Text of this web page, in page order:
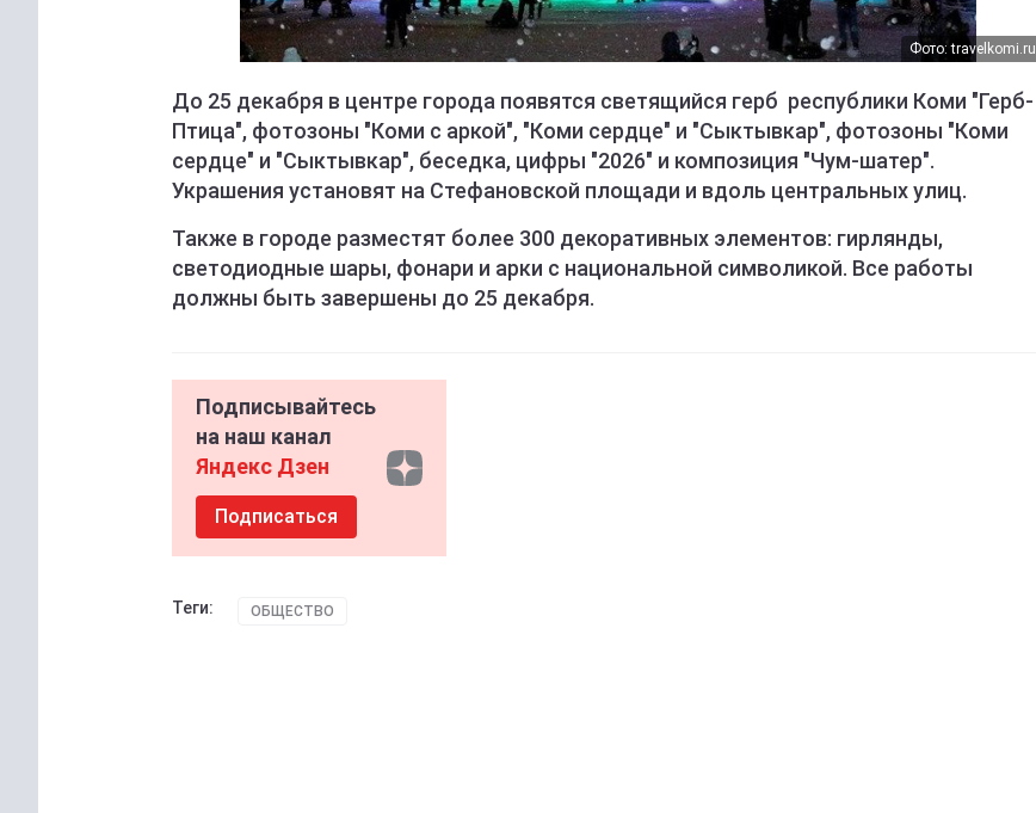
Фото: travelkomi.ru
До 25 декабря в центре города появятся светящийся герб республики Коми "Герб-
Птица", фотозоны "Коми с аркой", "Коми сердце" и "Сыктывкар", фотозоны "Коми
сердце" и "Сыктывкар", беседка, цифры "2026" и композиция "Чум-шатер".
Украшения установят на Стефановской площади и вдоль центральных улиц.
Также в городе разместят более 300 декоративных элементов: гирлянды,
светодиодные шары, фонари и арки с национальной символикой. Все работы
должны быть завершены до 25 декабря.
Подписывайтесь
на наш канал
Яндекс Дзен
Подписаться
Теги: ОБЩЕСТВО